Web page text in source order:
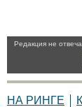
Pедакция не
НА РИНГЕ